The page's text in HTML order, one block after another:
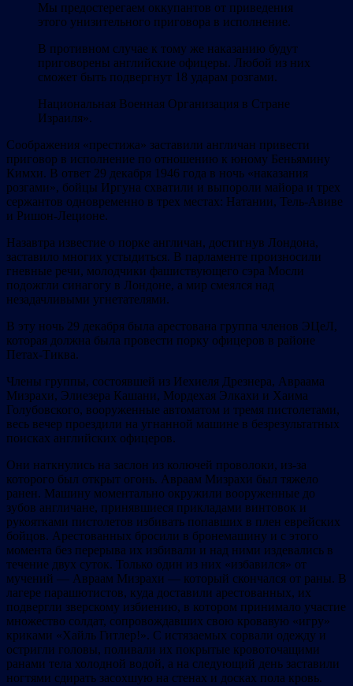
Мы предостерегаем оккупантов от приведения
этого унизительного приговора в исполнение.
В противном случае к тому же наказанию будут
приговорены английские офицеры. Любой из них
сможет быть подвергнут 18 ударам розгами.
Национальная Военная Организация в Стране
Израиля».
Соображения «престижа» заставили англичан привести
приговор в исполнение по отношению к юному Беньямину
Кимхи. В ответ 29 декабря 1946 года в ночь «наказания
розгами», бойцы Иргуна схватили и выпороли майора и трех
сержантов одновременно в трех местах: Натании, Тель-Авиве
и Ришон-Леционе.
Назавтра известие о порке англичан, достигнув Лондона,
заставило многих устыдиться. В парламенте произносили
гневные речи, молодчики фашиствующего сэра Мосли
подожгли синагогу в Лондоне, а мир смеялся над
незадачливыми угнетателями.
В эту ночь 29 декабря была арестована группа членов ЭЦеЛ,
которая должна была провести порку офицеров в районе
Петах-Тиква.
Члены группы, состоявшей из Иехиеля Дрезнера, Авраама
Мизрахи, Элиезера Кашани, Мордехая Элкахи и Хаима
Голубовского, вооруженные автоматом и тремя пистолетами,
весь вечер проездили на угнанной машине в безрезультатных
поисках английских офицеров.
Они наткнулись на заслон из колючей проволоки, из-за
которого был открыт огонь. Авраам Мизрахи был тяжело
ранен. Машину моментально окружили вооруженные до
зубов англичане, принявшиеся прикладами винтовок и
рукоятками пистолетов избивать попавших в плен еврейских
бойцов. Арестованных бросили в бронемашину и с этого
момента без перерыва их избивали и над ними издевались в
течение двух суток. Только один из них «избавился» от
мучений — Авраам Мизрахи — который скончался от раны. В
лагере парашютистов, куда доставили арестованных, их
подвергли зверскому избиению, в котором принимало участие
множество солдат, сопровождавших свою кровавую «игру»
криками «Хайль Гитлер!». С истязаемых сорвали одежду и
остригли головы, поливали их покрытые кровоточащими
ранами тела холодной водой, а на следующий день заставили
ногтями сдирать засохшую на стенах и досках пола кровь.